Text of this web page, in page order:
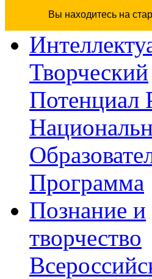
Вы находитесь на
Творческий
Потенциал
Программа
Познание и
творчество